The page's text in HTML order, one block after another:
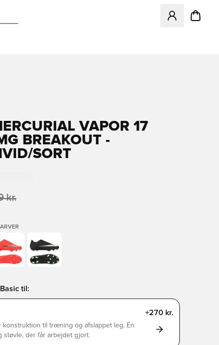
Åbner en
VAPOR 17
BREAKOUT -
SORT
kr.
til:
+270 kr.
konstruktion til træning og afslappet leg. En
støvle, der får arbejdet gjort.